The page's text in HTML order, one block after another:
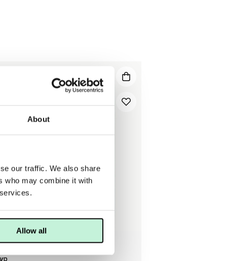
About
our traffic. We also share
who may combine it with
Allow all
SKINCARE